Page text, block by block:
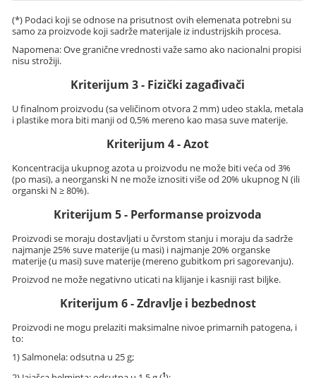
(*) Podaci koji se odnose na prisutnost ovih elemenata potrebni su
samo za proizvode koji sadrže materijale iz industrijskih procesa.
Napomena: Ove granične vrednosti važe samo ako nacionalni propisi
nisu strožiji.
Kriterijum 3 - Fizički zagađivači
U finalnom proizvodu (sa veličinom otvora 2 mm) udeo stakla, metala
i plastike mora biti manji od 0,5% mereno kao masa suve materije.
Kriterijum 4 - Azot
Koncentracija ukupnog azota u proizvodu ne može biti veća od 3%
(po masi), a neorganski N ne može iznositi više od 20% ukupnog N (ili
organski N ≥ 80%).
Kriterijum 5 - Performanse proizvoda
Proizvodi se moraju dostavljati u čvrstom stanju i moraju da sadrže
najmanje 25% suve materije (u masi) i najmanje 20% organske
materije (u masi) suve materije (mereno gubitkom pri sagorevanju).
Proizvod ne može negativno uticati na klijanje i kasniji rast biljke.
Kriterijum 6 - Zdravlje i bezbednost
Proizvodi ne mogu prelaziti maksimalne nivoe primarnih patogena, i
to:
1) Salmonela: odsutna u 25 g;
1